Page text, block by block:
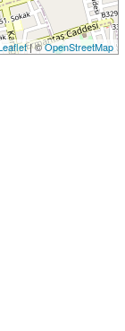
| ©OpenStreetMap